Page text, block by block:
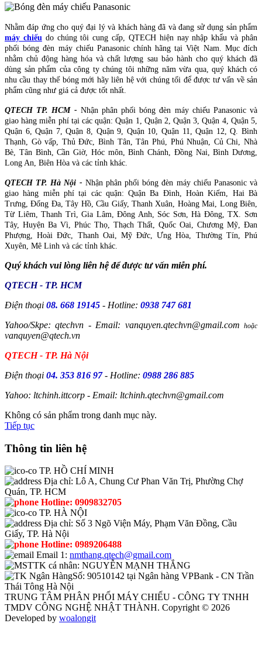
Nhằm đáp ứng cho quý đại lý và khách hàng đã và đang sử dụng sản phẩm
máy chiếu do chúng tôi cung cấp, QTECH hiện nay nhập khẩu và phân
phối bóng đèn máy chiếu Panasonic chính hãng tại Việt Nam. Mục đích
nhằm chủ động hàng hóa và chất lượng sau bảo hành cho quý khách đã
dùng sản phẩm của công ty chúng tôi những năm vừa qua, quý khách có
nhu cầu thay thế bóng mới hãy liên hệ với chúng tối để được tư vấn về sản
phẩm cũng như giá cả được tốt nhất.
QTECH TP. HCM - Nhận phân phối bóng đèn máy chiếu Panasonic và
giao hàng miễn phí tại các quận: Quận 1, Quận 2, Quận 3, Quận 4, Quận 5,
Quận 6, Quận 7, Quận 8, Quận 9, Quận 10, Quận 11, Quận 12, Q. Bình
Thạnh, Gò vấp, Thủ Đức, Bình Tân, Tân Phú, Phú Nhuận, Củ Chi, Nhà
Bè, Tân Bình, Cần Giờ, Hóc môn, Bình Chánh, Đồng Nai, Bình Dương,
Long An, Biên Hòa và các tỉnh khác.
QTECH TP. Hà Nội - Nhận phân phối bóng đèn máy chiếu Panasonic và
giao hàng miễn phí tại các quận: Quận Ba Đình, Hoàn Kiếm, Hai Bà
Trưng, Đống Đa, Tây Hồ, Cầu Giấy, Thanh Xuân, Hoàng Mai, Long Biên,
Từ Liêm, Thanh Trì, Gia Lâm, Đông Anh, Sóc Sơn, Hà Đông, TX. Sơn
Tây, Huyện Ba Vì, Phúc Thọ, Thạch Thất, Quốc Oai, Chương Mỹ, Đan
Phượng, Hoài Đức, Thanh Oai, Mỹ Đức, Ưng Hòa, Thường Tín, Phú
Xuyên, Mê Linh và các tỉnh khác.
Quý khách vui lòng liên hệ để được tư vấn miễn phí.
QTECH - TP. HCM
Điện thoại 08. 668 19145 - Hotline: 0938 747 681
Yahoo/Skpe: qtechvn - Email: vanquyen.qtechvn@gmail.com hoặc
vanquyen@qtech.vn
QTECH - TP. Hà Nội
Điện thoại 04. 353 816 97- Hotline: 0988 286 885
Yahoo: ltchinh.ittcorp - Email: ltchinh.qtechvn@gmail.com
Không có sản phẩm trong danh mục này.
Tiếp tục
Thông tin liên hệ
TP. HỒ CHÍ MINH
Địa chỉ: Lô A, Chung Cư Phan Văn Trị, Phường Chợ
Quán, TP. HCM
Hotline: 0909832705
TP. HÀ NỘI
Địa chỉ: Số 3 Ngõ Viện Máy, Phạm Văn Đồng, Cầu
Giấy, TP. Hà Nội
Hotline: 0989206488
Email 1: nmthang.qtech@gmail.com
TK cá nhân: NGUYỄN MẠNH THẮNG
Số: 90510142 tại Ngân hàng VPBank - CN Trần
Thái Tông Hà Nội
TRUNG TÂM PHÂN PHỐI MÁY CHIẾU - CÔNG TY TNHH
TMDV CÔNG NGHỆ NHẬT THÀNH. Copyright © 2026
Developed by woalongit